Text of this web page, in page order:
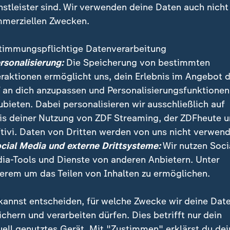
Berck-sur-Mer in Frankreich herrscht aktuell viel
gen Himmel, bietet sich ein bunter Anblick aus
sind. Wir verwenden deine Daten auch nicht
Zwecken.
Datenverarbeitung
Die Speicherung von bestimmten
ermöglicht uns, dein Erlebnis im Angebot
an dich anzupassen und Personalisierungsfunktionen
Dabei personalisieren wir ausschließlich auf
deiner Nutzung von ZDF Streaming, der ZDFheute
Daten von Dritten werden von uns nicht
Media und externe Drittsysteme:Wir nutzen
Tools und Dienste von anderen Anbietern. Unter
um das Teilen von Inhalten zu ermöglichen.
entscheiden, für welche Zwecke wir deine
und verarbeiten dürfen. Dies betrifft nur dein